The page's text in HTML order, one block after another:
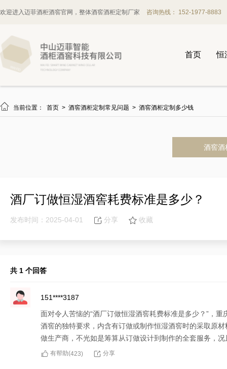
欢迎进入迈菲酒柜酒窖官网，整体酒窖酒柜定制厂家 咨询热线： 152-1977-8883
首页 恒
 当前位置： 首页 > 酒窖酒柜定制常见问题 > 酒窖酒柜定制多少钱
酒窖酒
酒厂订做恒湿酒窖耗费标准是多少？
发布时间：2025-04-01 分享 收藏
共 1 个回答
151****3187
面对令人苦恼的“酒厂订做恒湿酒窖耗费标准是多少？”，
酒窖的独特要求，内含有订做或制作恒湿酒窖时的采取原
做生产商，不光如是筹算从订做设计到制作的全套服务，
有帮助(423) 分享